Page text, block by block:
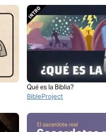
Qué es la Biblia?
BibleProject